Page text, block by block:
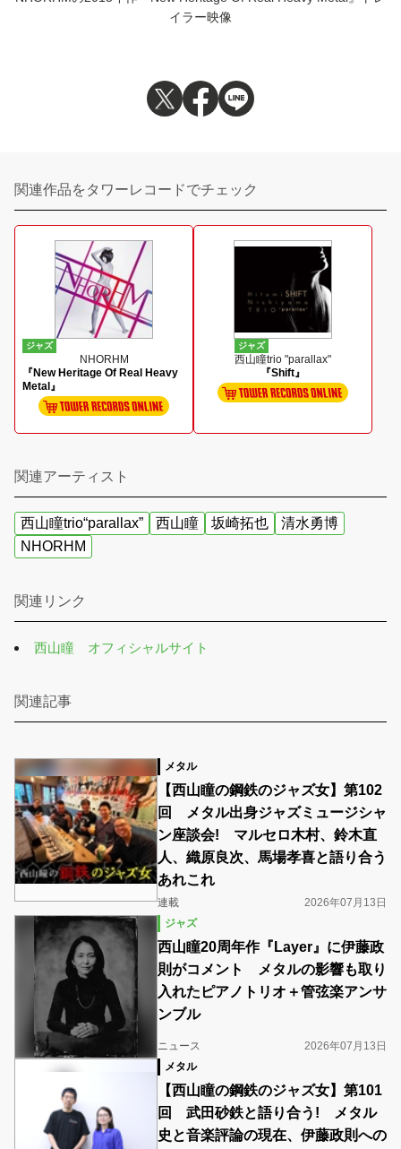
イラー映像
関連作品をタワーレコードでチェック
ジャズ
NHORHM
『New Heritage Of Real Heavy
Metal』
ジャズ
西山瞳trio "parallax"
『Shift』
関連アーティスト
西山瞳trio“parallax” 西山瞳 坂崎拓也
清水勇博
NHORHM
関連リンク
西山瞳 オフィシャルサイト
関連記事
メタル
【西山瞳の鋼鉄のジャズ女】第102
回 メタル出身ジャズミュージシャ
ン座談会! マルセロ木村、鈴木直
人、織原良次、馬場孝喜と語り合う
あれこれ
連載
2026年07月13日
ジャズ
西山瞳20周年作『Layer』に伊藤政
則がコメント メタルの影響も取り
入れたピアノトリオ＋管弦楽アンサ
ンブル
ニュース
2026年07月13日
メタル
【西山瞳の鋼鉄のジャズ女】第101
回 武田砂鉄と語り合う! メタル
史と音楽評論の現在、伊藤政則への